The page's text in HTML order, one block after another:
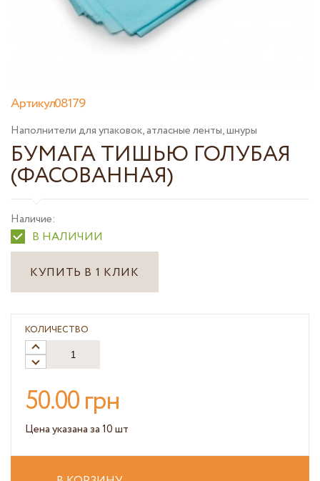
Артикул08179
Наполнители для упаковок, атласные ленты, шнуры
БУМАГА ТИШЬЮ ГОЛУБАЯ
(ФАСОВАННАЯ)
Наличие:
В НАЛИЧИИ
КУПИТЬ В 1 КЛИК
КОЛИЧЕСТВО
50.00 грн
Цена указана за 10 шт